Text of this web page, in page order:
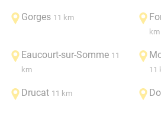
Gorges 11 km
km
Eaucourt-sur-Somme 11
km
11
Drucat 11 km